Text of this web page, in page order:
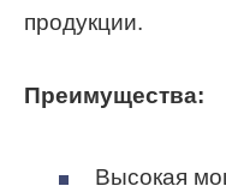
продукции.
Преимущества:
Высокая